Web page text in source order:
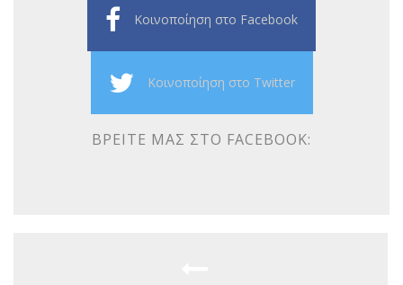
Κοινοποίηση στο Facebook
Κοινοποίηση στο Twitter
ΒΡΕΊΤΕ ΜΑΣ ΣΤΟ FACEBOOK: